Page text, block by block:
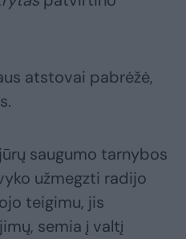
atstovai pabrėžė,
saugumo tarnybos
užmegzti radijo
teigimu, jis
semia į valtį